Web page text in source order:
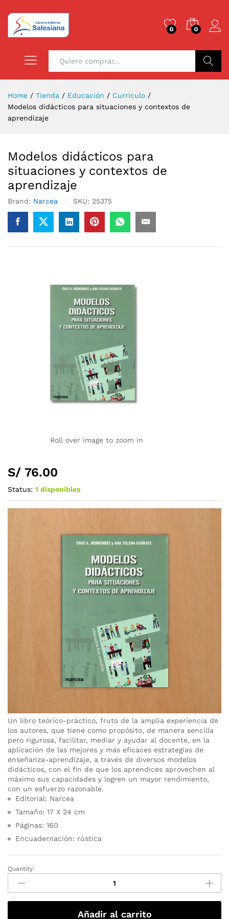
0 0
Home / Tienda / Educación / Curriculo /
Modelos didácticos para situaciones y contextos de
aprendizaje
Modelos didácticos para
situaciones y contextos de
aprendizaje
Brand: Narcea SKU: 25375
Roll over image to zoom in
S/ 76.00
Status: 1 disponibles
Un libro teórico-práctico, fruto de la amplia experiencia de
los autores, que tiene como propósito, de manera sencilla
pero rigurosa, facilitar, mediar y ayudar al docente, en la
aplicación de las mejores y más eficaces estrategias de
enseñanza-aprendizaje, a través de diversos modelos
didácticos, con el fin de que los aprendices aprovechen al
máximo sus capacidades y logren un mayor rendimiento,
con un esfuerzo razonable.
Editorial: Narcea
Tamaño: 17 X 24 cm
Páginas: 160
Encuadernación: rústica
Quantity:
Añadir al carrito